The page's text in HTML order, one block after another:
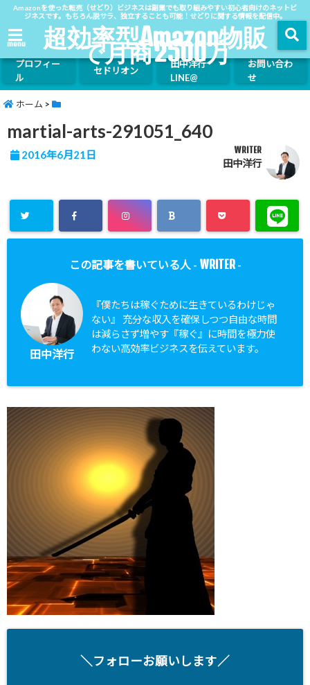
Amazonを使った転売（せどり）ビジネスは副業でも取り組みやすい初心者向けのネットビ
ジネスです。もちろん脱サラ、独立することも可能！せどりに関する情報を配信中。
menu 超効率型Amazon物販
で月商2500万
プロフィー
ル
セドリオン
田中洋行
LINE@
お問い合わ
せ
ホーム >
martial-arts-291051_640
2016年6月21日 WRITER
田中洋行
この記事を書いている人 - WRITER-
田中洋行
『僕たちは稼ぐために生きているわけじゃ
ない』 充分な収入を確保しつつ自由な時間
は減らさず増やす『稼ぐ』に時間を極力使
わない高効率ビジネスを伝えています。
＼フォローお願いします／